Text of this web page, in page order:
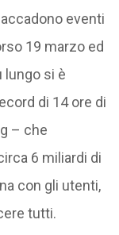
eventi
19 marzo ed
lungo si è
di 14 ore di
– che
6 miliardi di
con gli utenti,
tutti.